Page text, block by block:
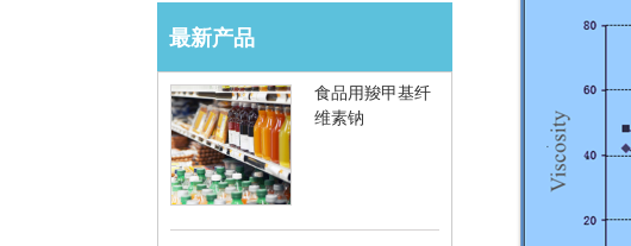
最新产品
食品用羧甲基纤
维素钠